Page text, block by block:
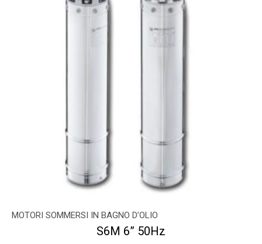
MOTORI SOMMERSI IN BAGNO D’OLIO
S6M 6” 50Hz